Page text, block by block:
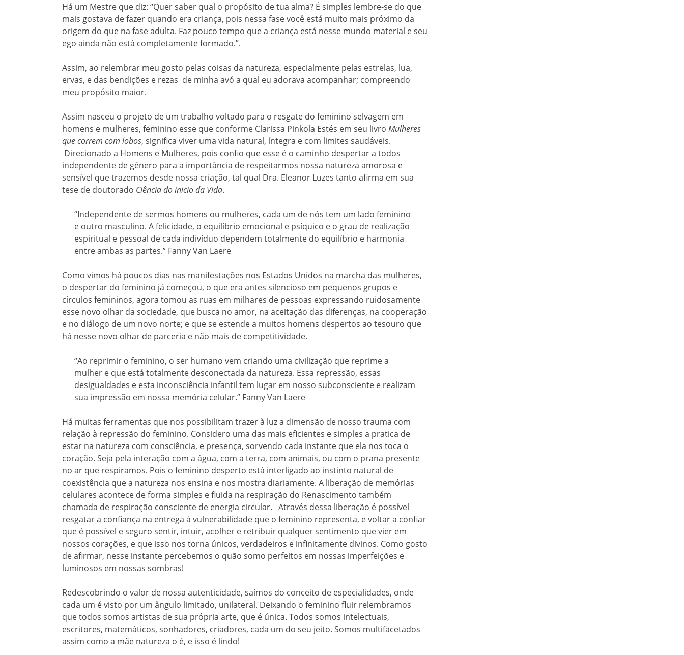
Há um Mestre que diz: “Quer saber qual o propósito de tua alma? É simples lembre-se do que
mais gostava de fazer quando era criança, pois nessa fase você está muito mais próximo da
origem do que na fase adulta. Faz pouco tempo que a criança está nesse mundo material e seu
ego ainda não está completamente formado.”.
Assim, ao relembrar meu gosto pelas coisas da natureza, especialmente pelas estrelas, lua,
ervas, e das bendições e rezas de minha avó a qual eu adorava acompanhar; compreendo
meu propósito maior.
Assim nasceu o projeto de um trabalho voltado para o resgate do feminino selvagem em
homens e mulheres, feminino esse que conforme Clarissa Pinkola Estés em seu livro Mulheres
que correm com lobos, significa viver uma vida natural, íntegra e com limites saudáveis.
Direcionado a Homens e Mulheres, pois confio que esse é o caminho despertar a todos
independente de gênero para a importância de respeitarmos nossa natureza amorosa e
sensível que trazemos desde nossa criação, tal qual Dra. Eleanor Luzes tanto afirma em sua
tese de doutorado Ciência do inicio da Vida.
“Independente de sermos homens ou mulheres, cada um de nós tem um lado feminino
e outro masculino. A felicidade, o equilíbrio emocional e psíquico e o grau de realização
espiritual e pessoal de cada indivíduo dependem totalmente do equilíbrio e harmonia
entre ambas as partes.” Fanny Van Laere
Como vimos há poucos dias nas manifestações nos Estados Unidos na marcha das mulheres,
o despertar do feminino já começou, o que era antes silencioso em pequenos grupos e
círculos femininos, agora tomou as ruas em milhares de pessoas expressando ruidosamente
esse novo olhar da sociedade, que busca no amor, na aceitação das diferenças, na cooperação
e no diálogo de um novo norte; e que se estende a muitos homens despertos ao tesouro que
há nesse novo olhar de parceria e não mais de competitividade.
“Ao reprimir o feminino, o ser humano vem criando uma civilização que reprime a
mulher e que está totalmente desconectada da natureza. Essa repressão, essas
desigualdades e esta inconsciência infantil tem lugar em nosso subconsciente e realizam
sua impressão em nossa memória celular.” Fanny Van Laere
Há muitas ferramentas que nos possibilitam trazer à luz a dimensão de nosso trauma com
relação à repressão do feminino. Considero uma das mais eficientes e simples a pratica de
estar na natureza com consciência, e presença, sorvendo cada instante que ela nos toca o
coração. Seja pela interação com a água, com a terra, com animais, ou com o prana presente
no ar que respiramos. Pois o feminino desperto está interligado ao instinto natural de
coexistência que a natureza nos ensina e nos mostra diariamente. A liberação de memórias
celulares acontece de forma simples e fluida na respiração do Renascimento também
chamada de respiração consciente de energia circular. Através dessa liberação é possível
resgatar a confiança na entrega à vulnerabilidade que o feminino representa, e voltar a confiar
que é possível e seguro sentir, intuir, acolher e retribuir qualquer sentimento que vier em
nossos corações, e que isso nos torna únicos, verdadeiros e infinitamente divinos. Como gosto
de afirmar, nesse instante percebemos o quão somo perfeitos em nossas imperfeições e
luminosos em nossas sombras!
Redescobrindo o valor de nossa autenticidade, saímos do conceito de especialidades, onde
cada um é visto por um ângulo limitado, unilateral. Deixando o feminino fluir relembramos
que todos somos artistas de sua própria arte, que é única. Todos somos intelectuais,
escritores, matemáticos, sonhadores, criadores, cada um do seu jeito. Somos multifacetados
assim como a mãe natureza o é, e isso é lindo!